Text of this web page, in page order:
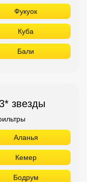
Фукуок
Куба
Бали
звезды
Аланья
Кемер
Бодрум